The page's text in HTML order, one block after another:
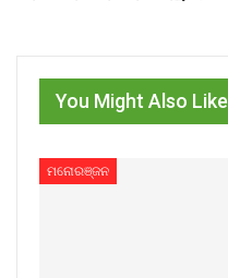
You Might Also Like
ମନୋରଞ୍ଜନ